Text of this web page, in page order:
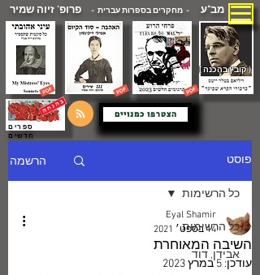
מב"ע - מחקרים בספרות עברית -פרופ' זיוה שמיר
( קובץ בהכנה )
הצטרפו כמנויים
ספרים
חדשים
פוסט הרשמה
כל הרשימות
אבידן, דוד
כל הרשימות
השיבה המאוחרת
Eyal Shamir
14 בספט׳ 2021
עודכן: 5 במרץ 2023